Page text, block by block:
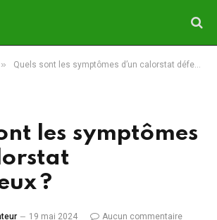
» Quels sont les symptômes d’un calorstat défectueux ?
les symptômes
?
19 mai 2024
Aucun commentaire